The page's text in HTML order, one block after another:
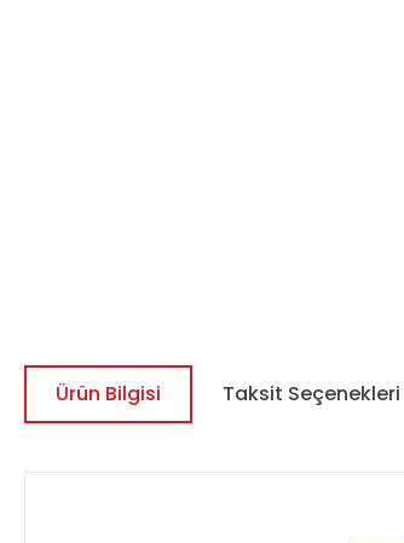
Ürün Bilgisi Taksit Seçenekleri